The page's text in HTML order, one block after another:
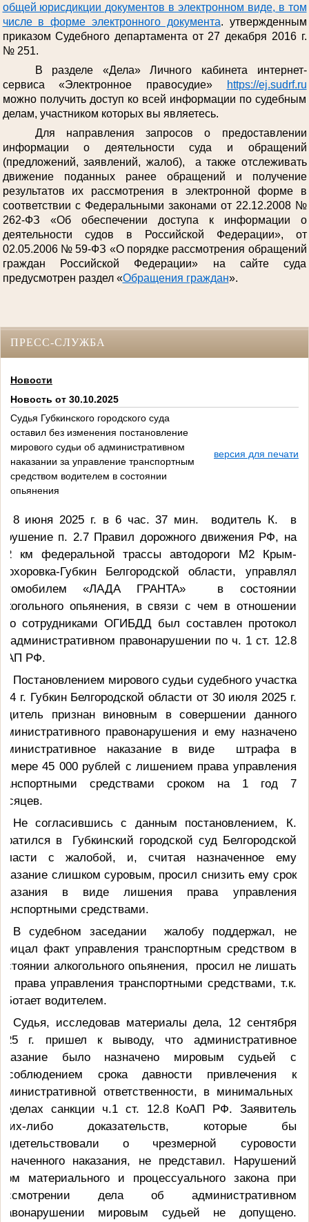
общей юрисдикции документов в электронном виде, в том
числе в форме электронного документа. утвержденным
приказом Судебного департамента от 27 декабря 2016 г.
№ 251.
В разделе «Дела» Личного кабинета интернет-
сервиса «Электронное правосудие»
https://ej.sudrf.ru
можно получить доступ ко всей информации по судебным
делам, участником которых вы являетесь.
Для направления запросов о предоставлении
информации о деятельности суда и обращений
(предложений, заявлений, жалоб), а также отслеживать
движение поданных ранее обращений и получение
результатов их рассмотрения в электронной форме в
соответствии с Федеральными законами от 22.12.2008 №
262-ФЗ «Об обеспечении доступа к информации о
деятельности судов в Российской Федерации», от
02.05.2006 № 59-ФЗ «О порядке рассмотрения обращений
граждан Российской Федерации» на сайте суда
предусмотрен раздел «Обращения граждан».
ПРЕСС-СЛУЖБА
Новости
Новость от 30.10.2025
Судья Губкинского городского суда
оставил без изменения постановление
мирового судьи об административном
наказании за управление транспортным
средством водителем в состоянии
опьянения
версия для печати
8 июня 2025 г. в 6 час. 37 мин. водитель К. в
п. 2.7 Правил дорожного движения РФ, на
км федеральной трассы автодороги М2 Крым-
Губкин Белгородской области, управлял
«ЛАДА ГРАНТА» в состоянии
опьянения, в связи с чем в отношении
сотрудниками ОГИБДД был составлен протокол
административном правонарушении по ч. 1 ст. 12.8
РФ.
Постановлением мирового судьи судебного участка
4 г. Губкин Белгородской области от 30 июля 2025 г.
признан виновным в совершении данного
правонарушения и ему назначено
наказание в виде штрафа в
45 000 рублей с лишением права управления
средствами сроком на 1 год 7
Не согласившись с данным постановлением, К.
в Губкинский городской суд Белгородской
с жалобой, и, считая назначенное ему
слишком суровым, просил снизить ему срок
в виде лишения права управления
средствами.
В судебном заседании жалобу поддержал, не
факт управления транспортным средством в
алкогольного опьянения, просил не лишать
права управления транспортными средствами, т.к.
водителем.
Судья, исследовав материалы дела, 12 сентября
г. пришел к выводу, что административное
было назначено мировым судьей с
срока давности привлечения к
ответственности, в минимальных
санкции ч.1 ст. 12.8 КоАП РФ. Заявитель
либо доказательств, которые бы
о чрезмерной суровости
наказания, не представил. Нарушений
материального и процессуального закона при
дела об административном
мировым судьей не допущено.